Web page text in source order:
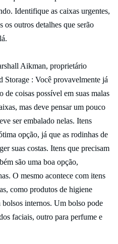
Identifique as caixas urgentes,
os outros detalhes que serão
Aikman, proprietário
: Você provavelmente já
de coisas possível em suas malas
mas deve pensar um pouco
ser embalado nelas. Itens
opção, já que as rodinhas de
suas costas. Itens que precisam
são uma boa opção,
O mesmo acontece com itens
como produtos de higiene
bolsos internos. Um bolso pode
faciais, outro para perfume e